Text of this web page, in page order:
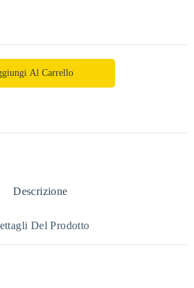
Al Carrello
Descrizione
Del Prodotto